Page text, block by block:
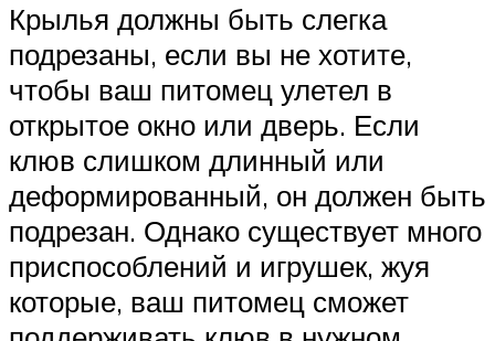
Крылья должны быть слегка
подрезаны, если вы не хотите,
чтобы ваш питомец улетел в
открытое окно или дверь. Если
клюв слишком длинный или
деформированный, он должен быть
подрезан. Однако существует много
приспособлений и игрушек, жуя
которые, ваш питомец сможет